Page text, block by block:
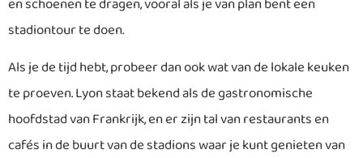
stadiontour te doen.
Als je de tijd hebt, probeer dan ook wat van de lokale keuken
te proeven. Lyon staat bekend als de gastronomische
hoofdstad van Frankrijk, en er zijn tal van restaurants en
cafés in de buurt van de stadions waar je kunt genieten van